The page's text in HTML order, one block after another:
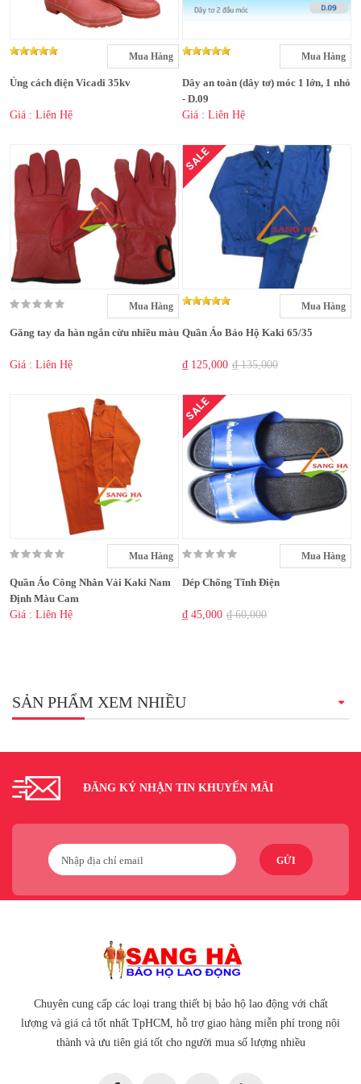
Mua Hàng
Ủng cách điện Vicadi 35kv
Giá : Liên Hệ
Mua Hàng
Dây an toàn (dây tơ) móc 1 lớn, 1 nhỏ
- D.09
Giá : Liên Hệ
Mua Hàng
Găng tay da hàn ngắn cừu nhiều màu
Giá : Liên Hệ
SALE
Mua Hàng
Quần Áo Bảo Hộ Kaki 65/35
₫ 125,000 ₫ 135,000
Mua Hàng
Quần Áo Công Nhân Vải Kaki Nam
Định Màu Cam
Giá : Liên Hệ
SALE
Mua Hàng
Dép Chống Tĩnh Điện
₫ 45,000 ₫ 60,000
SẢN PHẨM XEM NHIỀU
ĐĂNG KÝ NHẬN TIN KHUYẾN MÃI
GỬI
Chuyên cung cấp các loại trang thiết bị bảo hộ lao động với chất
lượng và giá cả tốt nhất TpHCM, hỗ trợ giao hàng miễn phí trong nội
thành và ưu tiên giá tốt cho người mua số lượng nhiều